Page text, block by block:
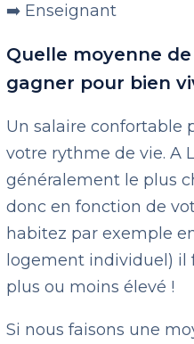
➡️ Enseignant
Quelle moyenne
gagner pour bien
Un salaire confortable
votre rythme de vie. A
généralement le plus
donc en fonction de
habitez par exemple
logement individuel) il
plus ou moins élevé !
Si nous faisons une